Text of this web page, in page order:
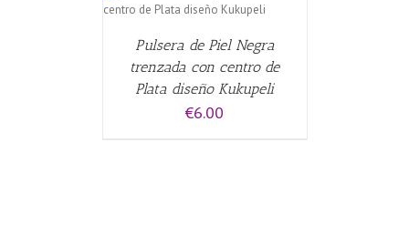
Pulsera de Piel Negra
trenzada con centro de
Plata diseño Kukupeli
€6.00